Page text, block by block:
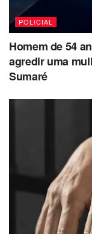
POLICIAL
Homem de 54
agredir uma
Sumaré